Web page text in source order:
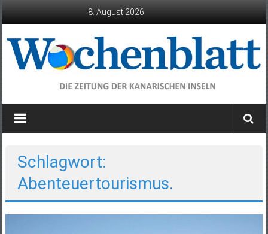
8. August 2026
Wochenblatt
die
Kanarischen
Inseln
Schlagwort:
Abenteuertourismus.